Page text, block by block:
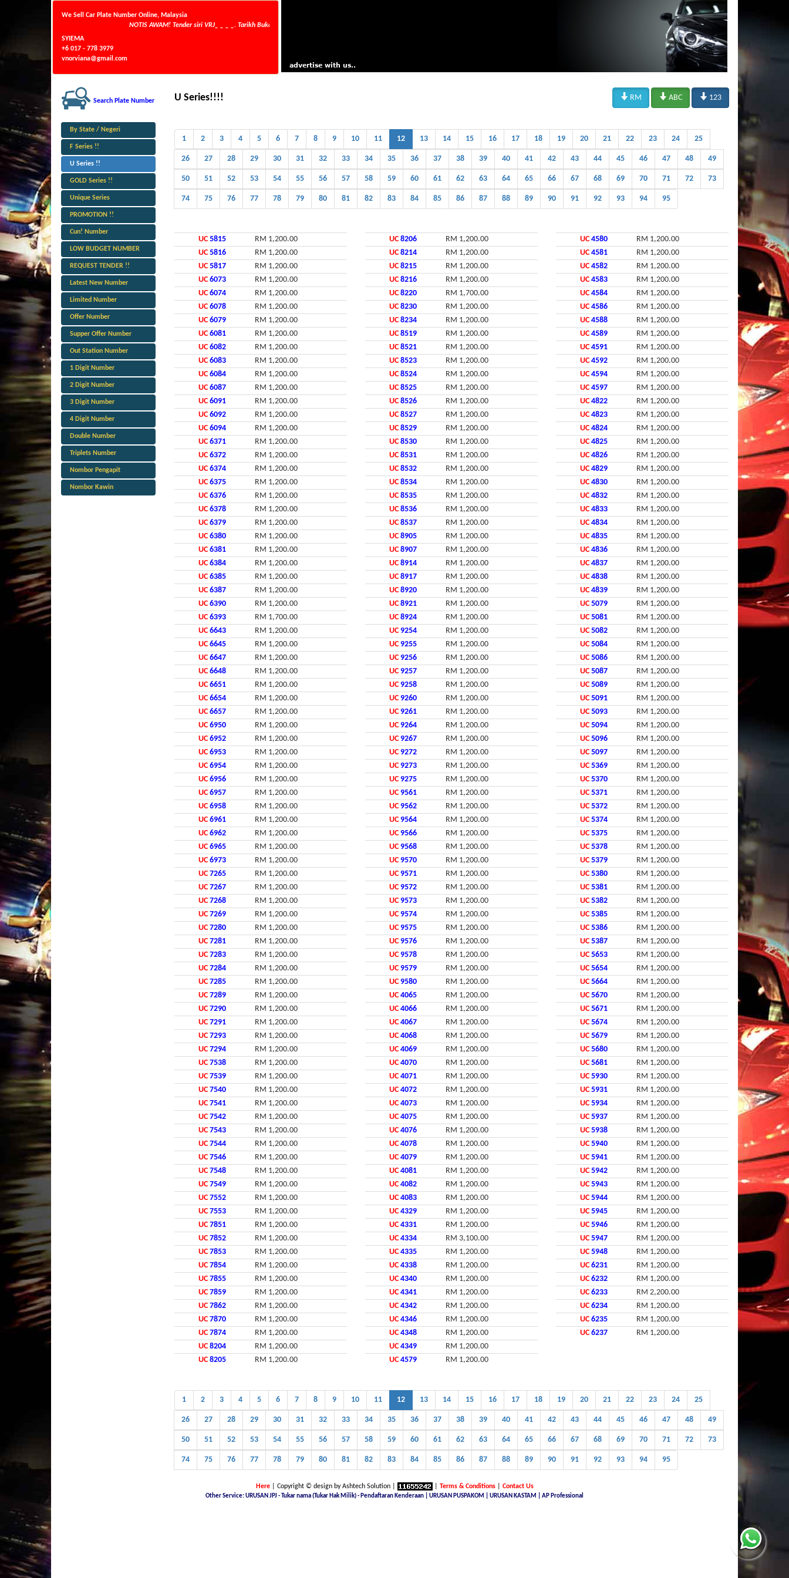
We Sell Car Plate Number Online, Malaysia
NOTIS AWAM! Tender siri VRJ_ _ _ _. Tarikh Buka 25/07/2026, Tarikh Tutup 29/07/2026 Jam 5 petang. Now Running Number VQX_ _ _.
SYIEMA
+6 017 - 778 3979
vnorviana@gmail.com
Search Plate Number
By State / Negeri
F Series !!
U Series !!
GOLD Series !!
Unique Series
PROMOTION !!
Cun! Number
LOW BUDGET NUMBER
REQUEST TENDER !!
Latest New Number
Limited Number
Offer Number
Supper Offer Number
Out Station Number
1 Digit Number
2 Digit Number
3 Digit Number
4 Digit Number
Double Number
Triplets Number
Nombor Pengapit
Nombor Kawin
U Series!!!!  RM  ABC  123
1 2 3 4 5 6 7 8 9 10 11 12 13 14 15 16 17 18 19 20 21 22 23 24 25
26 27 28 29 30 31 32 33 34 35 36 37 38 39 40 41 42 43 44 45 46 47 48 49
50 51 52 53 54 55 56 57 58 59 60 61 62 63 64 65 66 67 68 69 70 71 72 73
74 75 76 77 78 79 80 81 82 83 84 85 86 87 88 89 90 91 92 93 94 95
UC 5815
RM 1,200.00
UC 5816
RM 1,200.00
UC 5817
RM 1,200.00
UC 6073
RM 1,200.00
UC 6074
RM 1,200.00
UC 6078
RM 1,200.00
UC 6079
RM 1,200.00
UC 6081
RM 1,200.00
UC 6082
RM 1,200.00
UC 6083
RM 1,200.00
UC 6084
RM 1,200.00
UC 6087
RM 1,200.00
UC 6091
RM 1,200.00
UC 6092
RM 1,200.00
UC 6094
RM 1,200.00
UC 6371
RM 1,200.00
UC 6372
RM 1,200.00
UC 6374
RM 1,200.00
UC 6375
RM 1,200.00
UC 6376
RM 1,200.00
UC 6378
RM 1,200.00
UC 6379
RM 1,200.00
UC 6380
RM 1,200.00
UC 6381
RM 1,200.00
UC 6384
RM 1,200.00
UC 6385
RM 1,200.00
UC 6387
RM 1,200.00
UC 6390
RM 1,200.00
UC 6393
RM 1,700.00
UC 6643
RM 1,200.00
UC 6645
RM 1,200.00
UC 6647
RM 1,200.00
UC 6648
RM 1,200.00
UC 6651
RM 1,200.00
UC 6654
RM 1,200.00
UC 6657
RM 1,200.00
UC 6950
RM 1,200.00
UC 6952
RM 1,200.00
UC 6953
RM 1,200.00
UC 6954
RM 1,200.00
UC 6956
RM 1,200.00
UC 6957
RM 1,200.00
UC 6958
RM 1,200.00
UC 6961
RM 1,200.00
UC 6962
RM 1,200.00
UC 6965
RM 1,200.00
UC 6973
RM 1,200.00
UC 7265
RM 1,200.00
UC 7267
RM 1,200.00
UC 7268
RM 1,200.00
UC 7269
RM 1,200.00
UC 7280
RM 1,200.00
UC 7281
RM 1,200.00
UC 7283
RM 1,200.00
UC 7284
RM 1,200.00
UC 7285
RM 1,200.00
UC 7289
RM 1,200.00
UC 7290
RM 1,200.00
UC 7291
RM 1,200.00
UC 7293
RM 1,200.00
UC 7294
RM 1,200.00
UC 7538
RM 1,200.00
UC 7539
RM 1,200.00
UC 7540
RM 1,200.00
UC 7541
RM 1,200.00
UC 7542
RM 1,200.00
UC 7543
RM 1,200.00
UC 7544
RM 1,200.00
UC 7546
RM 1,200.00
UC 7548
RM 1,200.00
UC 7549
RM 1,200.00
UC 7552
RM 1,200.00
UC 7553
RM 1,200.00
UC 7851
RM 1,200.00
UC 7852
RM 1,200.00
UC 7853
RM 1,200.00
UC 7854
RM 1,200.00
UC 7855
RM 1,200.00
UC 7859
RM 1,200.00
UC 7862
RM 1,200.00
UC 7870
RM 1,200.00
UC 7874
RM 1,200.00
UC 8204
RM 1,200.00
UC 8205 RM 1,200.00
UC 8206
RM 1,200.00
UC 8214
RM 1,200.00
UC 8215
RM 1,200.00
UC 8216
RM 1,200.00
UC 8220
RM 1,700.00
UC 8230
RM 1,200.00
UC 8234
RM 1,200.00
UC 8519
RM 1,200.00
UC 8521
RM 1,200.00
UC 8523
RM 1,200.00
UC 8524
RM 1,200.00
UC 8525
RM 1,200.00
UC 8526
RM 1,200.00
UC 8527
RM 1,200.00
UC 8529
RM 1,200.00
UC 8530
RM 1,200.00
UC 8531
RM 1,200.00
UC 8532
RM 1,200.00
UC 8534
RM 1,200.00
UC 8535
RM 1,200.00
UC 8536
RM 1,200.00
UC 8537
RM 1,200.00
UC 8905
RM 1,200.00
UC 8907
RM 1,200.00
UC 8914
RM 1,200.00
UC 8917
RM 1,200.00
UC 8920
RM 1,200.00
UC 8921
RM 1,200.00
UC 8924
RM 1,200.00
UC 9254
RM 1,200.00
UC 9255
RM 1,200.00
UC 9256
RM 1,200.00
UC 9257
RM 1,200.00
UC 9258
RM 1,200.00
UC 9260
RM 1,200.00
UC 9261
RM 1,200.00
UC 9264
RM 1,200.00
UC 9267
RM 1,200.00
UC 9272
RM 1,200.00
UC 9273
RM 1,200.00
UC 9275
RM 1,200.00
UC 9561
RM 1,200.00
UC 9562
RM 1,200.00
UC 9564
RM 1,200.00
UC 9566
RM 1,200.00
UC 9568
RM 1,200.00
UC 9570
RM 1,200.00
UC 9571
RM 1,200.00
UC 9572
RM 1,200.00
UC 9573
RM 1,200.00
UC 9574
RM 1,200.00
UC 9575
RM 1,200.00
UC 9576
RM 1,200.00
UC 9578
RM 1,200.00
UC 9579
RM 1,200.00
UC 9580
RM 1,200.00
UC 4065
RM 1,200.00
UC 4066
RM 1,200.00
UC 4067
RM 1,200.00
UC 4068
RM 1,200.00
UC 4069
RM 1,200.00
UC 4070
RM 1,200.00
UC 4071
RM 1,200.00
UC 4072
RM 1,200.00
UC 4073
RM 1,200.00
UC 4075
RM 1,200.00
UC 4076
RM 1,200.00
UC 4078
RM 1,200.00
UC 4079
RM 1,200.00
UC 4081
RM 1,200.00
UC 4082
RM 1,200.00
UC 4083
RM 1,200.00
UC 4329
RM 1,200.00
UC 4331
RM 1,200.00
UC 4334
RM 3,100.00
UC 4335
RM 1,200.00
UC 4338
RM 1,200.00
UC 4340
RM 1,200.00
UC 4341
RM 1,200.00
UC 4342
RM 1,200.00
UC 4346
RM 1,200.00
UC 4348
RM 1,200.00
UC 4349
RM 1,200.00
UC 4579 RM 1,200.00
UC 4580
RM 1,200.00
UC 4581
RM 1,200.00
UC 4582
RM 1,200.00
UC 4583
RM 1,200.00
UC 4584
RM 1,200.00
UC 4586
RM 1,200.00
UC 4588
RM 1,200.00
UC 4589
RM 1,200.00
UC 4591
RM 1,200.00
UC 4592
RM 1,200.00
UC 4594
RM 1,200.00
UC 4597
RM 1,200.00
UC 4822
RM 1,200.00
UC 4823
RM 1,200.00
UC 4824
RM 1,200.00
UC 4825
RM 1,200.00
UC 4826
RM 1,200.00
UC 4829
RM 1,200.00
UC 4830
RM 1,200.00
UC 4832
RM 1,200.00
UC 4833
RM 1,200.00
UC 4834
RM 1,200.00
UC 4835
RM 1,200.00
UC 4836
RM 1,200.00
UC 4837
RM 1,200.00
UC 4838
RM 1,200.00
UC 4839
RM 1,200.00
UC 5079
RM 1,200.00
UC 5081
RM 1,200.00
UC 5082
RM 1,200.00
UC 5084
RM 1,200.00
UC 5086
RM 1,200.00
UC 5087
RM 1,200.00
UC 5089
RM 1,200.00
UC 5091
RM 1,200.00
UC 5093
RM 1,200.00
UC 5094
RM 1,200.00
UC 5096
RM 1,200.00
UC 5097
RM 1,200.00
UC 5369
RM 1,200.00
UC 5370
RM 1,200.00
UC 5371
RM 1,200.00
UC 5372
RM 1,200.00
UC 5374
RM 1,200.00
UC 5375
RM 1,200.00
UC 5378
RM 1,200.00
UC 5379
RM 1,200.00
UC 5380
RM 1,200.00
UC 5381
RM 1,200.00
UC 5382
RM 1,200.00
UC 5385
RM 1,200.00
UC 5386
RM 1,200.00
UC 5387
RM 1,200.00
UC 5653
RM 1,200.00
UC 5654
RM 1,200.00
UC 5664
RM 1,200.00
UC 5670
RM 1,200.00
UC 5671
RM 1,200.00
UC 5674
RM 1,200.00
UC 5679
RM 1,200.00
UC 5680
RM 1,200.00
UC 5681
RM 1,200.00
UC 5930
RM 1,200.00
UC 5931
RM 1,200.00
UC 5934
RM 1,200.00
UC 5937
RM 1,200.00
UC 5938
RM 1,200.00
UC 5940
RM 1,200.00
UC 5941
RM 1,200.00
UC 5942
RM 1,200.00
UC 5943
RM 1,200.00
UC 5944
RM 1,200.00
UC 5945
RM 1,200.00
UC 5946
RM 1,200.00
UC 5947
RM 1,200.00
UC 5948
RM 1,200.00
UC 6231
RM 1,200.00
UC 6232
RM 1,200.00
UC 6233
RM 2,200.00
UC 6234
RM 1,200.00
UC 6235
RM 1,200.00
UC 6237 RM 1,200.00
1 2 3 4 5 6 7 8 9 10 11 12 13 14 15 16 17 18 19 20 21 22 23 24 25
26 27 28 29 30 31 32 33 34 35 36 37 38 39 40 41 42 43 44 45 46 47 48 49
50 51 52 53 54 55 56 57 58 59 60 61 62 63 64 65 66 67 68 69 70 71 72 73
74 75 76 77 78 79 80 81 82 83 84 85 86 87 88 89 90 91 92 93 94 95
Here| Copyright © design by Ashtech Solution | Terms & Conditions| Contact Us
Other Service: URUSAN JPJ - Tukar nama (Tukar Hak Milik) - Pendaftaran Kenderaan | URUSAN PUSPAKOM | URUSAN KASTAM | AP Professional